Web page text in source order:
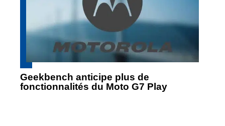
Geekbench anticipe plus de
fonctionnalités du Moto G7 Play